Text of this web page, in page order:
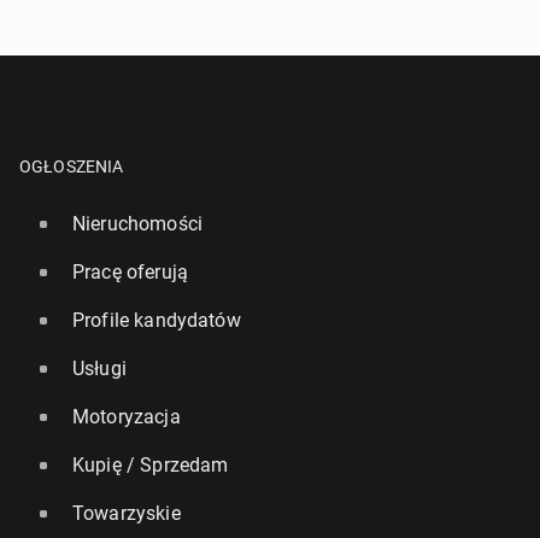
OGŁOSZENIA
Nieruchomości
Pracę oferują
Profile kandydatów
Usługi
Motoryzacja
Kupię / Sprzedam
Towarzyskie